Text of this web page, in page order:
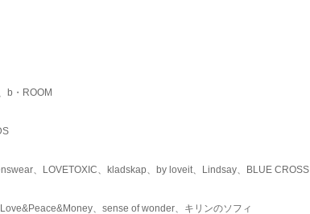
b・ROOM
、LOVETOXIC、kladskap、by loveit、Lindsay、BLUE CROSS
、sense of wonder、キリンのソフィ